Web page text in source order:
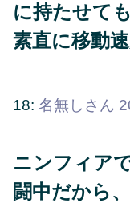
に持たせて
素直に移動
18: 名無しさん
ニンフィア
闘中だから